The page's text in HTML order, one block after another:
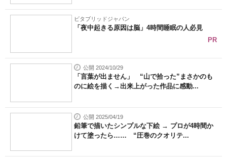
ビタブリッドジャパン
「夜中起きる原因は脳」4時間睡眠の人必見
PR
公開 2024/10/29
「言葉が出ません」 “山で拾った”まさかのも
のに絵を描く→出来上がった作品に感動...
公開 2025/04/19
鉛筆で描いたシンプルな下絵 → プロが4時間か
けて塗ったら…… “圧巻のクオリテ...